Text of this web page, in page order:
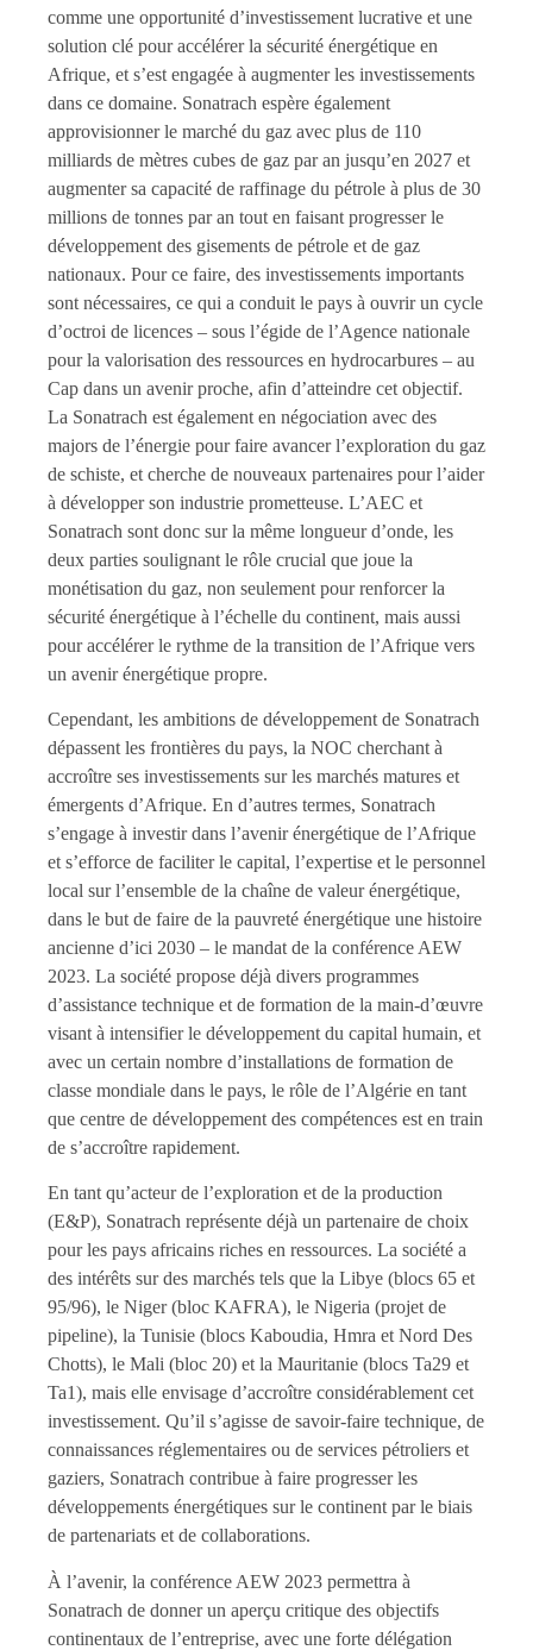
comme une opportunité d’investissement lucrative et une
solution clé pour accélérer la sécurité énergétique en
Afrique, et s’est engagée à augmenter les investissements
dans ce domaine. Sonatrach espère également
approvisionner le marché du gaz avec plus de 110
milliards de mètres cubes de gaz par an jusqu’en 2027 et
augmenter sa capacité de raffinage du pétrole à plus de 30
millions de tonnes par an tout en faisant progresser le
développement des gisements de pétrole et de gaz
nationaux. Pour ce faire, des investissements importants
sont nécessaires, ce qui a conduit le pays à ouvrir un cycle
d’octroi de licences – sous l’égide de l’Agence nationale
pour la valorisation des ressources en hydrocarbures – au
Cap dans un avenir proche, afin d’atteindre cet objectif.
La Sonatrach est également en négociation avec des
majors de l’énergie pour faire avancer l’exploration du gaz
de schiste, et cherche de nouveaux partenaires pour l’aider
à développer son industrie prometteuse. L’AEC et
Sonatrach sont donc sur la même longueur d’onde, les
deux parties soulignant le rôle crucial que joue la
monétisation du gaz, non seulement pour renforcer la
sécurité énergétique à l’échelle du continent, mais aussi
pour accélérer le rythme de la transition de l’Afrique vers
un avenir énergétique propre.
Cependant, les ambitions de développement de Sonatrach
dépassent les frontières du pays, la NOC cherchant à
accroître ses investissements sur les marchés matures et
émergents d’Afrique. En d’autres termes, Sonatrach
s’engage à investir dans l’avenir énergétique de l’Afrique
et s’efforce de faciliter le capital, l’expertise et le personnel
local sur l’ensemble de la chaîne de valeur énergétique,
dans le but de faire de la pauvreté énergétique une histoire
ancienne d’ici 2030 – le mandat de la conférence AEW
2023. La société propose déjà divers programmes
d’assistance technique et de formation de la main-d’œuvre
visant à intensifier le développement du capital humain, et
avec un certain nombre d’installations de formation de
classe mondiale dans le pays, le rôle de l’Algérie en tant
que centre de développement des compétences est en train
de s’accroître rapidement.
En tant qu’acteur de l’exploration et de la production
(E&P), Sonatrach représente déjà un partenaire de choix
pour les pays africains riches en ressources. La société a
des intérêts sur des marchés tels que la Libye (blocs 65 et
95/96), le Niger (bloc KAFRA), le Nigeria (projet de
pipeline), la Tunisie (blocs Kaboudia, Hmra et Nord Des
Chotts), le Mali (bloc 20) et la Mauritanie (blocs Ta29 et
Ta1), mais elle envisage d’accroître considérablement cet
investissement. Qu’il s’agisse de savoir-faire technique, de
connaissances réglementaires ou de services pétroliers et
gaziers, Sonatrach contribue à faire progresser les
développements énergétiques sur le continent par le biais
de partenariats et de collaborations.
À l’avenir, la conférence AEW 2023 permettra à
Sonatrach de donner un aperçu critique des objectifs
continentaux de l’entreprise, avec une forte délégation